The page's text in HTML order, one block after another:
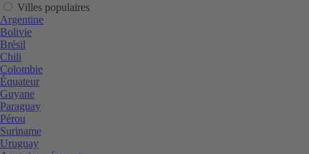
Villes populaires
Argentine
Bolivie
Brésil
Chili
Colombie
Équateur
Guyane
Paraguay
Pérou
Suriname
Uruguay